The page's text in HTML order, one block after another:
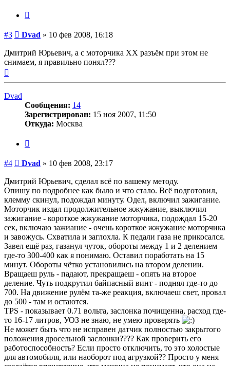
#3 Сообщение
Dvad » 10 фев 2008, 16:18
Дмитрий Юрьевич, а с моторчика ХХ разъём при этом не
снимаем, я правильно понял???
Dvad
Сообщения: 14
Зарегистрирован: 15 ноя 2007, 11:50
Откуда: Москва
#4 Сообщение
Dvad » 10 фев 2008, 23:17
Дмитрий Юрьевич, сделал всё по вашему методу.
Опишу по подробнее как было и что стало. Всё подготовил,
клемму скинул, подождал минуту. Одел, включил зажигание.
Моторчик издал продолжительное жжужание, выключил
зажигание - короткое жжужание моторчика, подождал 15-20
сек, включаю зажиание - очень короткое жжужание моторчика
и завожусь. Схватила и заглохла. К педали газа не прикосался.
Завел ещё раз, газанул чуток, обороты между 1 и 2 делением
где-то 300-400 как я понимаю. Оставил поработать на 15
минут. Обороты чётко установились на втором делении.
Вращаеш руль - падают, прекращаеш - опять на второе
деление. Чуть подкрутил байпасный винт - поднял где-то до
700. На движение рулём та-же реакция, включаеш свет, провал
до 500 - там и остаются.
TPS - показывает 0.71 вольта, заслонка почищенна, расход где-
то 16-17 литров, УОЗ не знаю, не умею проверять
Не может быть что не исправен датчик полностью закрытого
положения дросельной заслонки???? Как проверить его
работоспособность? Если просто отключить, то это холостые
для автомобиля, или наоборот под агрузкой?? Просто у меня